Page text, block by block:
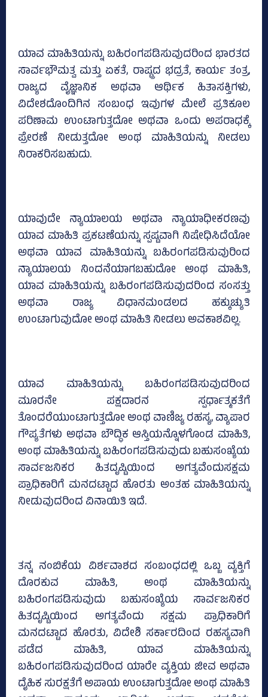
ಯಾವ ಮಾಹಿತಿಯನ್ನು ಬಹಿರಂಗಪಡಿಸುವುದರಿಂದ ಭಾರತದ
ಸಾರ್ವಭೌಮತ್ವ ಮತ್ತು ಏಕತೆ, ರಾಷ್ಟ್ರದ ಭದ್ರತೆ, ಕಾರ್ಯ ತಂತ್ರ,
ರಾಜ್ಯದ ವೈಜ್ಞಾನಿಕ ಅಥವಾ ಆರ್ಥಿಕ ಹಿತಾಸಕ್ತಿಗಳು,
ವಿದೇಶದೊಂದಿಗಿನ ಸಂಬಂಧ ಇವುಗಳ ಮೇಲೆ ಪ್ರತಿಕೂಲ
ಪರಿಣಾಮ ಉಂಟಾಗುತ್ತದೋ ಅಥವಾ ಒಂದು ಅಪರಾಧಕ್ಕೆ
ಪ್ರೇರಣೆ ನೀಡುತ್ತದೋ ಅಂಥ ಮಾಹಿತಿಯನ್ನು ನೀಡಲು
ನಿರಾಕರಿಸಬಹುದು.
ಯಾವುದೇ ನ್ಯಾಯಾಲಯ ಅಥವಾ ನ್ಯಾಯಾಧೀಕರಣವು
ಯಾವ ಮಾಹಿತಿ ಪ್ರಕಟಣೆಯನ್ನು ಸ್ಪಷ್ಟವಾಗಿ ನಿಷೇಧಿಸಿದೆಯೋ
ಅಥವಾ ಯಾವ ಮಾಹಿತಿಯನ್ನು ಬಹಿರಂಗಪಡಿಸುವುರಿಂದ
ನ್ಯಾಯಾಲಯ ನಿಂದನೆಯಾಗಬಹುದೋ ಅಂಥ ಮಾಹಿತಿ,
ಯಾವ ಮಾಹಿತಿಯನ್ನು ಬಹಿರಂಗಪಡಿಸುವುದರಿಂದ ಸಂಸತ್ತು
ಅಥವಾ ರಾಜ್ಯ ವಿಧಾನಮಂಡಲದ ಹಕ್ಕುಚ್ಯುತಿ
ಉಂಟಾಗುವುದೋ ಅಂಥ ಮಾಹಿತಿ ನೀಡಲು ಅವಕಾಶವಿಲ್ಲ.
ಯಾವ ಮಾಹಿತಿಯನ್ನು ಬಹಿರಂಗಪಡಿಸುವುದರಿಂದ
ಮೂರನೇ ಪಕ್ಷದಾರನ ಸ್ಪರ್ಧಾತ್ಮಕತೆಗೆ
ತೊಂದರೆಯುಂಟಾಗುತ್ತದೋ ಅಂಥ ವಾಣಿಜ್ಯ ರಹಸ್ಯ, ವ್ಯಾಪಾರ
ಗೌಪ್ಯತೆಗಳು ಅಥವಾ ಬೌದ್ಧಿಕ ಆಸ್ತಿಯನ್ನೊಳಗೊಂಡ ಮಾಹಿತಿ,
ಅಂಥ ಮಾಹಿತಿಯನ್ನು ಬಹಿರಂಗಪಡಿಸುವುದು ಬಹುಸಂಖ್ಯೆಯ
ಸಾರ್ವಜನಿಕರ ಹಿತದೃಷ್ಟಿಯಿಂದ ಅಗತ್ಯವೆಂದುಸಕ್ಷಮ
ಪ್ರಾಧಿಕಾರಿಗೆ ಮನದಟ್ಟಾದ ಹೊರತು ಅಂತಹ ಮಾಹಿತಿಯನ್ನು
ನೀಡುವುದರಿಂದ ವಿನಾಯಿತಿ ಇದೆ.
ತನ್ನ ನಂಬಿಕೆಯ ವಿರ್ಶವಾಶದ ಸಂಬಂಧದಲ್ಲಿ ಒಬ್ಬ ವ್ಯಕ್ತಿಗೆ
ದೊರಕುವ ಮಾಹಿತಿ, ಅಂಥ ಮಾಹಿತಿಯನ್ನು
ಬಹಿರಂಗಪಡಿಸುವುದು ಬಹುಸಂಖ್ಯೆಯ ಸಾರ್ವಜನಿಕರ
ಹಿತದೃಷ್ಟಿಯಿಂದ ಅಗತ್ಯವೆಂದು ಸಕ್ಷಮ ಪ್ರಾಧಿಕಾರಿಗೆ
ಮನದಟ್ಟಾದ ಹೊರತು, ವಿದೇಶಿ ಸರ್ಕಾರದಿಂದ ರಹಸ್ಯವಾಗಿ
ಪಡೆದ ಮಾಹಿತಿ, ಯಾವ ಮಾಹಿತಿಯನ್ನು
ಬಹಿರಂಗಪಡಿಸುವುದರಿಂದ ಯಾರೇ ವ್ಯಕ್ತಿಯ ಜೀವ ಅಥವಾ
ದೈಹಿಕ ಸುರಕ್ಷತೆಗೆ ಅಪಾಯ ಉಂಟಾಗುತ್ತದೋ ಅಂಥ ಮಾಹಿತಿ